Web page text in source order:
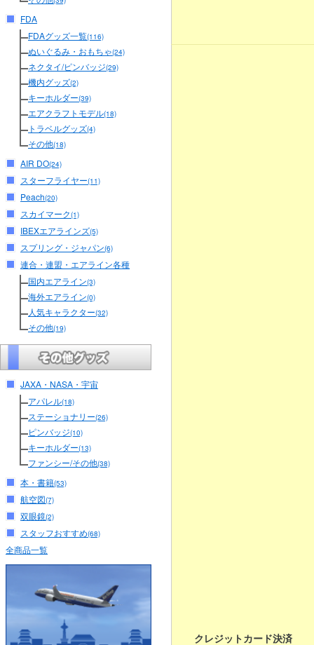
FDA
FDAグッズ一覧(116)
ぬいぐるみ・おもちゃ(24)
ネクタイ/ピンバッジ(29)
機内グッズ(2)
キーホルダー(39)
エアクラフトモデル(18)
トラベルグッズ(4)
その他(18)
AIR DO(24)
スターフライヤー(11)
Peach(20)
スカイマーク(1)
IBEXエアラインズ(5)
スプリング・ジャパン(6)
連合・連盟・エアライン各種
国内エアライン(3)
海外エアライン(0)
人気キャラクター(32)
その他(19)
JAXA・NASA・宇宙
アパレル(18)
ステーショナリー(26)
ピンバッジ(10)
キーホルダー(13)
ファンシー/その他(38)
本・書籍(53)
航空図(7)
双眼鏡(2)
スタッフおすすめ(68)
全商品一覧
クレジットカード決済